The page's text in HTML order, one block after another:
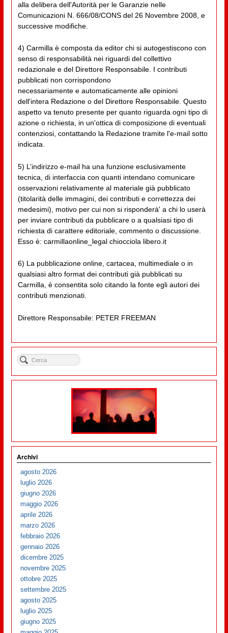
alla delibera dell'Autorità per le Garanzie nelle
Comunicazioni N. 666/08/CONS del 26 Novembre 2008, e
successive modifiche.
4) Carmilla è composta da editor chi si autogestiscono con
senso di responsabilità nei riguardi del collettivo
redazionale e del Direttore Responsabile. I contributi
pubblicati non corrispondono
necessariamente e automaticamente alle opinioni
dell'intera Redazione o del Direttore Responsabile. Questo
aspetto va tenuto presente per quanto riguarda ogni tipo di
azione o richiesta, in un'ottica di composizione di eventuali
contenziosi, contattando la Redazione tramite l'e-mail sotto
indicata.
5) L’indirizzo e-mail ha una funzione esclusivamente
tecnica, di interfaccia con quanti intendano comunicare
osservazioni relativamente al materiale già pubblicato
(titolarità delle immagini, dei contributi e correttezza dei
medesimi), motivo per cui non si risponderà' a chi lo userà
per inviare contributi da pubblicare o a qualsiasi tipo di
richiesta di carattere editoriale, commento o discussione.
Esso è: carmillaonline_legal chiocciola libero.it
6) La pubblicazione online, cartacea, multimediale o in
qualsiasi altro format dei contributi già pubblicati su
Carmilla, è consentita solo citando la fonte egli autori dei
contributi menzionati.
Direttore Responsabile: PETER FREEMAN
Archivi
agosto 2026
luglio 2026
giugno 2026
maggio 2026
aprile 2026
marzo 2026
febbraio 2026
gennaio 2026
dicembre 2025
novembre 2025
ottobre 2025
settembre 2025
agosto 2025
luglio 2025
giugno 2025